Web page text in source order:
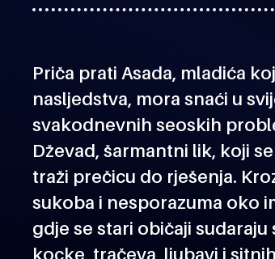
Priča prati Asada, mladića
nasljedstva, mora snaći u
svakodnevnih seoskih
Dževad, šarmantni lik, koji
traži prečicu do rješenja.
sukoba i nesporazuma oko
gdje se stari običaji
kocke, tračeva, ljubavi i